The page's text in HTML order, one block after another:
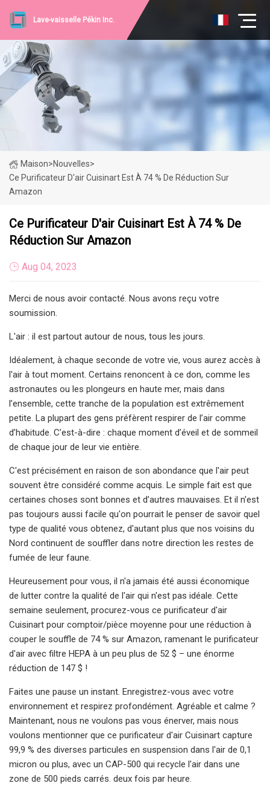
Lave-vaisselle Pékin Inc.
Maison>Nouvelles>
Ce Purificateur D'air Cuisinart Est À 74 % De Réduction Sur
Amazon
Ce Purificateur D'air Cuisinart Est À 74 % De
Réduction Sur Amazon
Aug 04, 2023
Merci de nous avoir contacté. Nous avons reçu votre
soumission.
L'air : il est partout autour de nous, tous les jours.
Idéalement, à chaque seconde de votre vie, vous aurez accès à
l'air à tout moment. Certains renoncent à ce don, comme les
astronautes ou les plongeurs en haute mer, mais dans
l’ensemble, cette tranche de la population est extrêmement
petite. La plupart des gens préfèrent respirer de l’air comme
d’habitude. C’est-à-dire : chaque moment d’éveil et de sommeil
de chaque jour de leur vie entière.
C'est précisément en raison de son abondance que l'air peut
souvent être considéré comme acquis. Le simple fait est que
certaines choses sont bonnes et d’autres mauvaises. Et il n'est
pas toujours aussi facile qu'on pourrait le penser de savoir quel
type de qualité vous obtenez, d'autant plus que nos voisins du
Nord continuent de souffler dans notre direction les restes de
fumée de leur faune.
Heureusement pour vous, il n'a jamais été aussi économique
de lutter contre la qualité de l'air qui n'est pas idéale. Cette
semaine seulement, procurez-vous ce purificateur d'air
Cuisinart pour comptoir/pièce moyenne pour une réduction à
couper le souffle de 74 % sur Amazon, ramenant le purificateur
d'air avec filtre HEPA à un peu plus de 52 $ – une énorme
réduction de 147 $ !
Faites une pause un instant. Enregistrez-vous avec votre
environnement et respirez profondément. Agréable et calme ?
Maintenant, nous ne voulons pas vous énerver, mais nous
voulons mentionner que ce purificateur d'air Cuisinart capture
99,9 % des diverses particules en suspension dans l'air de 0,1
micron ou plus, avec un CAP-500 qui recycle l'air dans une
zone de 500 pieds carrés. deux fois par heure.